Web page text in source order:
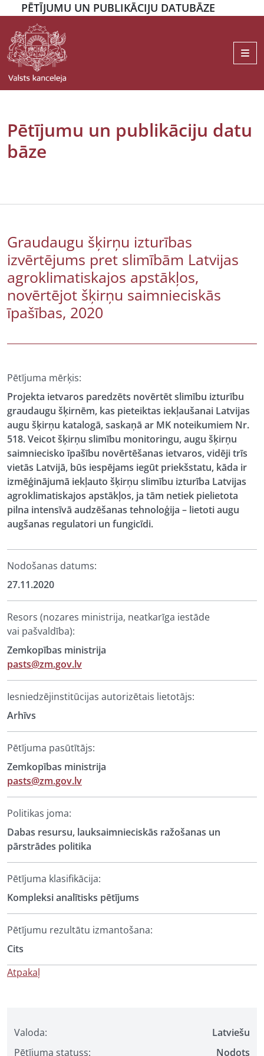
PĒTĪJUMU UN PUBLIKĀCIJU DATUBĀZE
Pētījumu un publikāciju datu
bāze
Valoda:
Latviešu
Pētījuma statuss:
Nodots
Graudaugu šķirņu izturības
izvērtējums pret slimībām Latvijas
agroklimatiskajos apstākļos,
novērtējot šķirņu saimnieciskās
īpašības, 2020
Pētījuma mērķis:
Projekta ietvaros paredzēts novērtēt slimību izturību
graudaugu šķirnēm, kas pieteiktas iekļaušanai Latvijas
augu šķirņu katalogā, saskaņā ar MK noteikumiem Nr.
518. Veicot šķirņu slimību monitoringu, augu šķirņu
saimniecisko īpašību novērtēšanas ietvaros, vidēji trīs
vietās Latvijā, būs iespējams iegūt priekšstatu, kāda ir
izmēģinājumā iekļauto šķirņu slimību izturība Latvijas
agroklimatiskajos apstākļos, ja tām netiek pielietota
pilna intensīvā audzēšanas tehnoloģija – lietoti augu
augšanas regulatori un fungicīdi.
Nodošanas datums:
27.11.2020
Resors (nozares ministrija, neatkarīga iestāde
vai pašvaldība):
Zemkopības ministrija
pasts@zm.gov.lv
Iesniedzējinstitūcijas autorizētais lietotājs:
Arhīvs
Pētījuma pasūtītājs:
Zemkopības ministrija
pasts@zm.gov.lv
Politikas joma:
Dabas resursu, lauksaimnieciskās ražošanas un
pārstrādes politika
Pētījuma klasifikācija:
Kompleksi analītisks pētījums
Pētījumu rezultātu izmantošana:
Cits
Atpakaļ